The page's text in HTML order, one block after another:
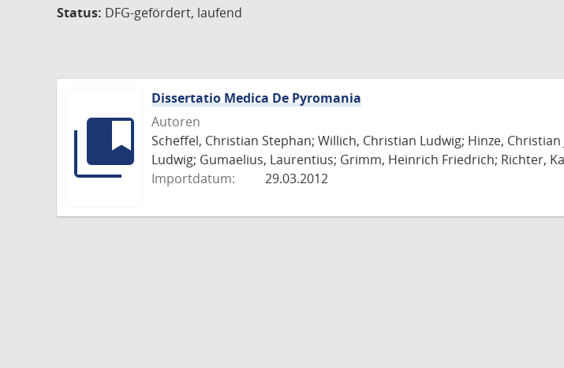
Status: DFG-gefördert, laufend
Dissertatio Medica De Pyromania
Autoren
Scheffel, Christian Stephan; Willich, Christian Ludwig; Hinze,
Ludwig; Gumaelius, Laurentius; Grimm, Heinrich Friedrich; Richter,
Importdatum:
29.03.2012